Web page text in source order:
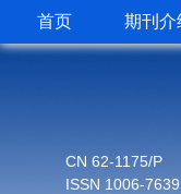
首页 期刊介
CN 62-1175/P
ISSN 1006-7639